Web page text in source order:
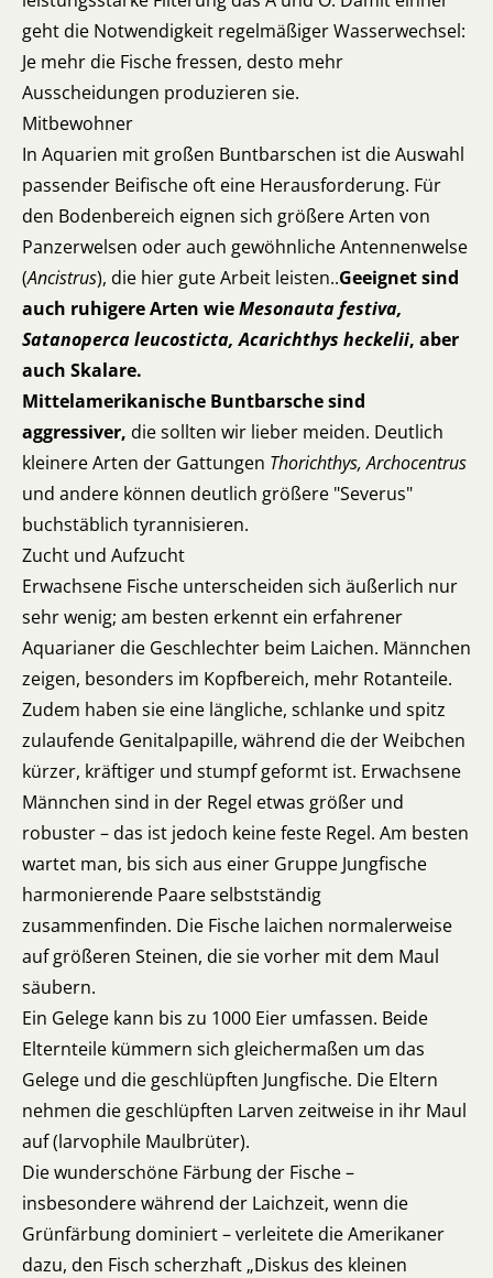
geht die Notwendigkeit regelmäßiger Wasserwechsel:
Je mehr die Fische fressen, desto mehr
Ausscheidungen produzieren sie.
Mitbewohner
In Aquarien mit großen Buntbarschen ist die Auswahl
passender Beifische oft eine Herausforderung. Für
den Bodenbereich eignen sich größere Arten von
Panzerwelsen oder auch gewöhnliche Antennenwelse
(Ancistrus), die hier gute Arbeit leisten..Geeignet sind
auch ruhigere Arten wieMesonauta festiva,
Satanoperca leucosticta, Acarichthys heckelii, aber
auch Skalare.
Mittelamerikanische Buntbarsche sind
aggressiver, die sollten wir lieber meiden. Deutlich
kleinere Arten der Gattungen Thorichthys, Archocentrus
und andere können deutlich größere "Severus"
buchstäblich tyrannisieren.
Zucht und Aufzucht
Erwachsene Fische unterscheiden sich äußerlich nur
sehr wenig; am besten erkennt ein erfahrener
Aquarianer die Geschlechter beim Laichen. Männchen
zeigen, besonders im Kopfbereich, mehr Rotanteile.
Zudem haben sie eine längliche, schlanke und spitz
zulaufende Genitalpapille, während die der Weibchen
kürzer, kräftiger und stumpf geformt ist. Erwachsene
Männchen sind in der Regel etwas größer und
robuster – das ist jedoch keine feste Regel. Am besten
wartet man, bis sich aus einer Gruppe Jungfische
harmonierende Paare selbstständig
zusammenfinden. Die Fische laichen normalerweise
auf größeren Steinen, die sie vorher mit dem Maul
säubern.
Ein Gelege kann bis zu 1000 Eier umfassen. Beide
Elternteile kümmern sich gleichermaßen um das
Gelege und die geschlüpften Jungfische. Die Eltern
nehmen die geschlüpften Larven zeitweise in ihr Maul
auf (larvophile Maulbrüter).
Die wunderschöne Färbung der Fische –
insbesondere während der Laichzeit, wenn die
Grünfärbung dominiert – verleitete die Amerikaner
dazu, den Fisch scherzhaft „Diskus des kleinen